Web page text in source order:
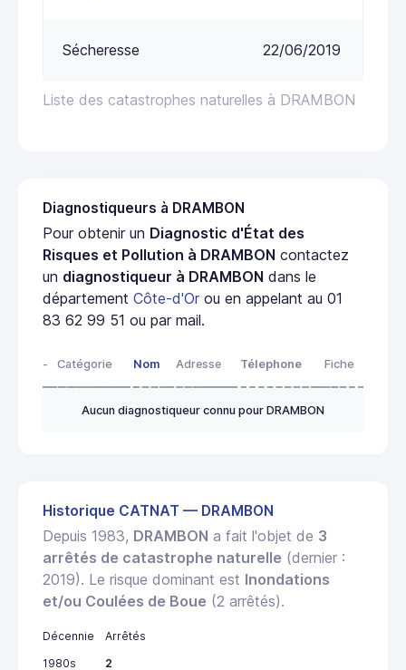
Liste des catastrophes naturelles à DRAMBON
Sécheresse 22/06/2019
Diagnostiqueurs à DRAMBON
Pour obtenir un Diagnostic d'État des
Risques et Pollution à DRAMBON contactez
un diagnostiqueur à DRAMBON dans le
département Côte-d'Or ou en appelant au 01
83 62 99 51 ou par mail.
- Catégorie Nom Adresse Télephone Fiche
Aucun diagnostiqueur connu pour DRAMBON
Historique CATNAT — DRAMBON
Depuis 1983, DRAMBON a fait l'objet de 3
arrêtés de catastrophe naturelle (dernier :
2019). Le risque dominant est Inondations
et/ou Coulées de Boue (2 arrêtés).
Décennie
Arrêtés
1980s
2